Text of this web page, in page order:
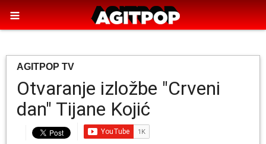
AGITPOP TV
Otvaranje izložbe "Crveni
dan" Tijane Kojić